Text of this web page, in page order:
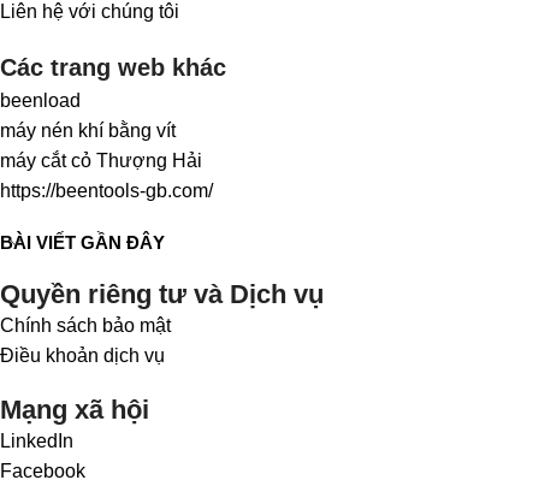
Liên hệ với chúng tôi
Các trang web khác
beenload
máy nén khí bằng vít
máy cắt cỏ Thượng Hải
https://beentools-gb.com/
BÀI VIẾT GẦN ĐÂY
Quyền riêng tư và Dịch vụ
Chính sách bảo mật
Điều khoản dịch vụ
Mạng xã hội
LinkedIn
Facebook